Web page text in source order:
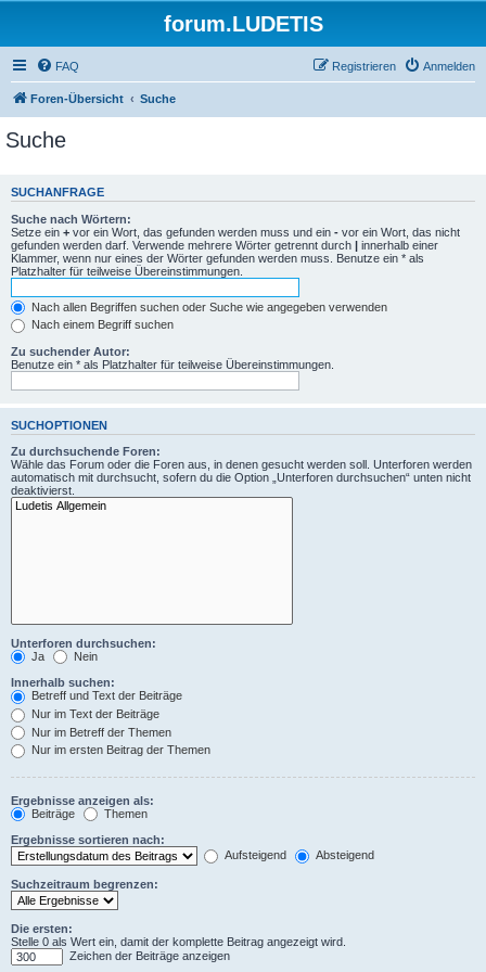
forum.LUDETIS
FAQ Anmelden
Registrieren
Foren-Übersicht Suche
Suche
SUCHANFRAGE
Suche nach Wörtern:
Setze ein + vor ein Wort, das gefunden werden muss und ein - vor ein Wort, das nicht
gefunden werden darf. Verwende mehrere Wörter getrennt durch | innerhalb einer
Klammer, wenn nur eines der Wörter gefunden werden muss. Benutze ein * als
Platzhalter für teilweise Übereinstimmungen.
Nach allen Begriffen suchen oder Suche wie angegeben verwenden
Nach einem Begriff suchen
Zu suchender Autor:
Benutze ein * als Platzhalter für teilweise Übereinstimmungen.
SUCHOPTIONEN
Zu durchsuchende Foren:
Wähle das Forum oder die Foren aus, in denen gesucht werden soll. Unterforen werden
automatisch mit durchsucht, sofern du die Option „Unterforen durchsuchen“ unten nicht
deaktivierst.
Unterforen durchsuchen:
Ja
Nein
Innerhalb suchen:
Betreff und Text der Beiträge
Nur im Text der Beiträge
Nur im Betreff der Themen
Nur im ersten Beitrag der Themen
Ergebnisse anzeigen als:
Beiträge
Themen
Ergebnisse sortieren nach:
Aufsteigend
Absteigend
Suchzeitraum begrenzen:
Die ersten:
Stelle 0 als Wert ein, damit der komplette Beitrag angezeigt wird.
Zeichen der Beiträge anzeigen